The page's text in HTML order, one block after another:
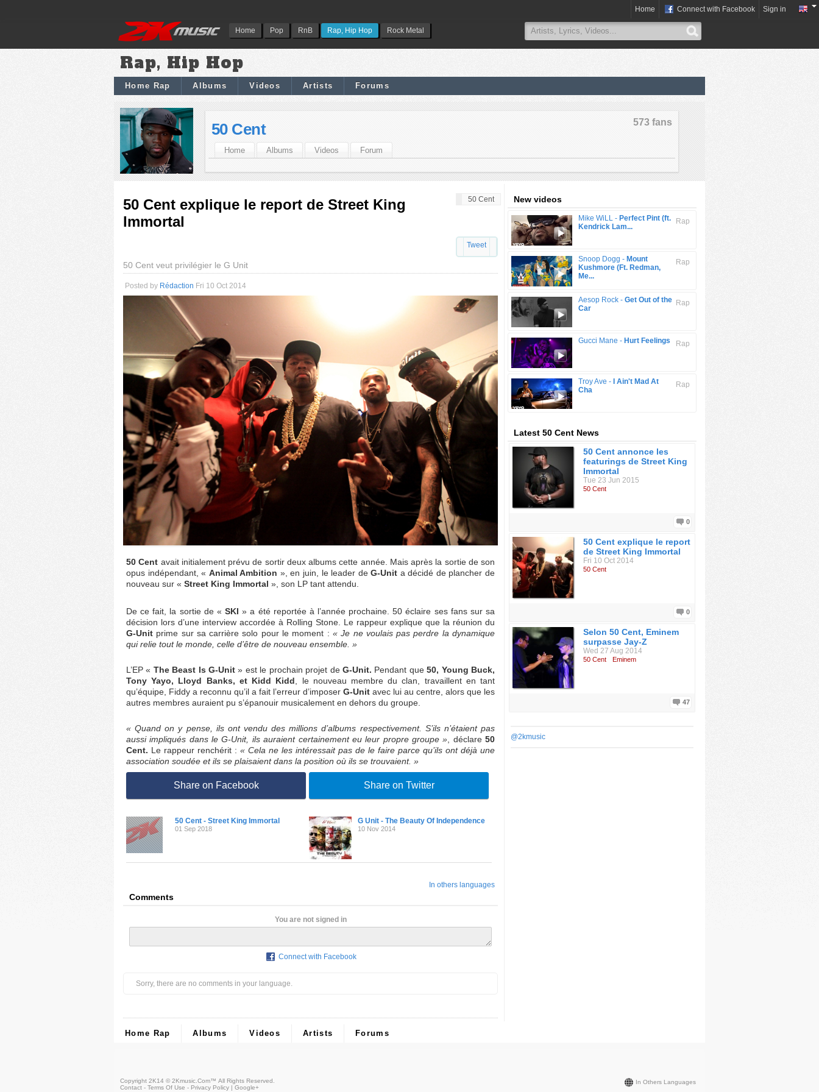
Home Pop RnB Rap, Hip Hop Rock Metal
Home Connect with Facebook Sign in
Rap, Hip Hop
Home Rap Albums Videos Artists Forums
573 fans
50 Cent
Home Albums Videos Forum
50 Cent
50 Cent explique le report de Street King
Immortal
Tweet
50 Cent veut privilégier le G Unit
Posted by Rédaction Fri 10 Oct 2014
50 Cent avait initialement prévu de sortir deux albums cette année. Mais après la sortie de son
opus indépendant, « Animal Ambition », en juin, le leader deG-Unit a décidé de plancher de
nouveau sur « Street King Immortal », son LP tant attendu.
De ce fait, la sortie de « SKI » a été reportée à l’année prochaine. 50 éclaire ses fans sur sa
décision lors d’une interview accordée à Rolling Stone. Le rappeur explique que la réunion du
G-Unit prime sur sa carrière solo pour le moment : « Je ne voulais pas perdre la dynamique
qui relie tout le monde, celle d’être de nouveau ensemble. »
L’EP « The Beast Is G-Unit » est le prochain projet deG-Unit. Pendant que50, Young Buck,
Tony Yayo, Lloyd Banks, et Kidd Kidd , le nouveau membre du clan, travaillent en tant
qu’équipe, Fiddy a reconnu qu’il a fait l’erreur d’imposer G-Unit avec lui au centre, alors que les
autres membres auraient pu s’épanouir musicalement en dehors du groupe.
« Quand on y pense, ils ont vendu des millions d’albums respectivement. S’ils n’étaient pas
aussi impliqués dans le G-Unit, ils auraient certainement eu leur propre groupe » , déclare50
Cent. Le rappeur renchérit : « Cela ne les intéressait pas de le faire parce qu’ils ont déjà une
association soudée et ils se plaisaient dans la position où ils se trouvaient. »
Share on Facebook Share on Twitter
50 Cent - Street King Immortal
01 Sep 2018
G Unit - The Beauty Of Independence
10 Nov 2014
In others languages
Comments
You are not signed in
Connect with Facebook
Sorry, there are no comments in your language.
New videos
Rap
Mike WiLL - Perfect Pint (ft.
Kendrick Lam...
Rap
Snoop Dogg - Mount
Kushmore (Ft. Redman,
Me...
Rap
Aesop Rock - Get Out of the
Car
Rap
Gucci Mane - Hurt Feelings
Rap
Troy Ave -
I Ain't Mad At
Cha
Latest 50 Cent News
50 Cent annonce les
featurings de Street King
Immortal
Tue 23 Jun 2015
50 Cent
0
50 Cent explique le report
de Street King Immortal
Fri 10 Oct 2014
50 Cent
0
Selon 50 Cent, Eminem
surpasse Jay-Z
Wed 27 Aug 2014
50 Cent Eminem
47
@2kmusic
Home Rap Albums Videos Artists Forums
In Others Languages
Copyright 2K14 © 2Kmusic.com™ All Rights Reserved
Contact - Terms Of Use - Privacy Policy | Google+